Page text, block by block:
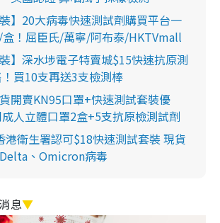
裝】20大病毒快速測試劑購買平台一
！屈臣氏/萬寧/阿布泰/HKTVmall
裝】深水埗電子特賣城$15快速抗原測
買10支再送3支檢測棒
開賣KN95口罩+快速測試套裝優
人立體口罩2盒+5支抗原檢測試劑
港衛生署認可$18快速測試套裝 現貨
、Omicron病毒
息▼